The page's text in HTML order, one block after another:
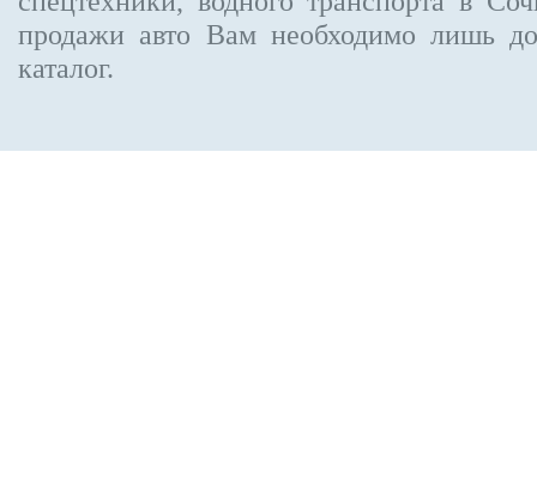
продажи авто Вам необходимо лишь
каталог.